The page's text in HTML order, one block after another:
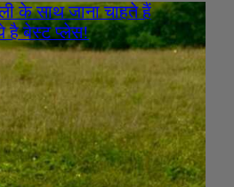
के साथ जाना चाहते हैं
है बेस्ट प्लेस!